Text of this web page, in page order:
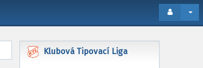
Klubová Tipovací Liga